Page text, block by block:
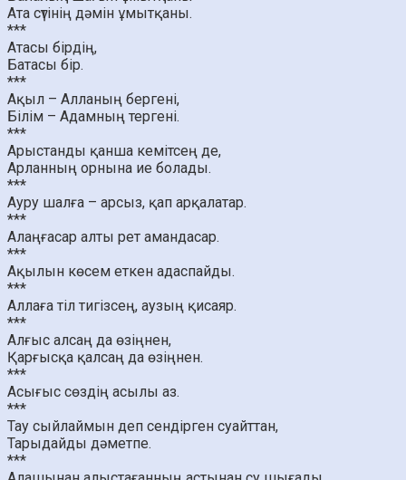
Ата сүтінің дәмін ұмытқаны.
***
Атасы бірдің,
Батасы бір.
***
Ақыл – Алланың бергені,
Білім – Адамның тергені.
***
Арыстанды қанша кемітсең де,
Арланның орнына ие болады.
***
Ауру шалға – арсыз, қап арқалатар.
***
Алаңғасар алты рет амандасар.
***
Ақылын көсем еткен адаспайды.
***
Аллаға тіл тигізсең, аузың қисаяр.
***
Алғыс алсаң да өзіңнен,
Қарғысқа қалсаң да өзіңнен.
***
Асығыс сөздің асылы аз.
***
Тау сыйлаймын деп сендірген суайттан,
Тарыдайды дәметпе.
***